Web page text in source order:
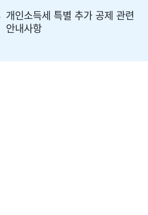
개인소득세 특별 추가 공제 관련
안내사항